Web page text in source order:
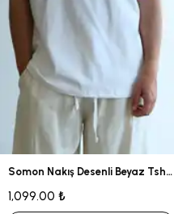
Somon Nakış Desenli Beyaz Tshirt
1,099.00 ₺